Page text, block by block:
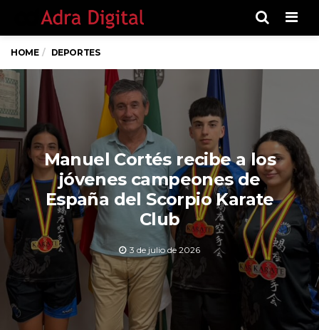
HOME DEPORTES
Manuel Cortés recibe a los
jóvenes campeones de
España del Scorpio Karate
Club
3 de julio de 2026